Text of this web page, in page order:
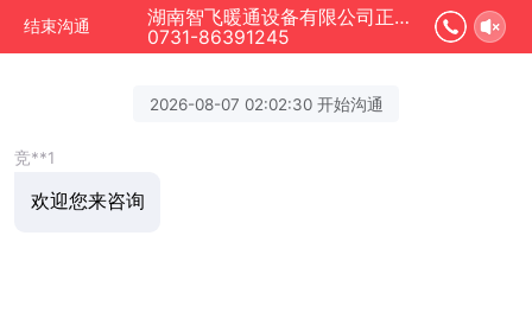
结束沟通
湖南智飞暖通设备有限公司正在为您服务
0731-86391245
2026-08-07 02:02:30 开始沟通
竞**1
欢迎您来咨询